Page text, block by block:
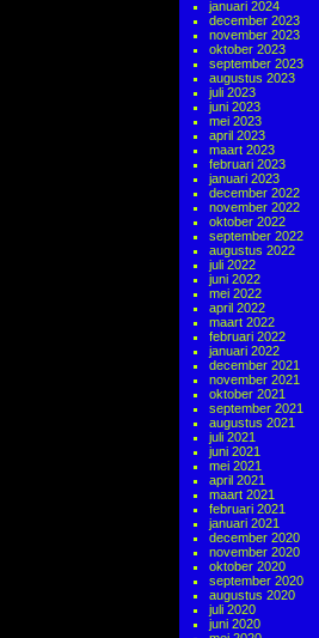
januari 2024
december 2023
november 2023
oktober 2023
september 2023
augustus 2023
juli 2023
juni 2023
mei 2023
april 2023
maart 2023
februari 2023
januari 2023
december 2022
november 2022
oktober 2022
september 2022
augustus 2022
juli 2022
juni 2022
mei 2022
april 2022
maart 2022
februari 2022
januari 2022
december 2021
november 2021
oktober 2021
september 2021
augustus 2021
juli 2021
juni 2021
mei 2021
april 2021
maart 2021
februari 2021
januari 2021
december 2020
november 2020
oktober 2020
september 2020
augustus 2020
juli 2020
juni 2020